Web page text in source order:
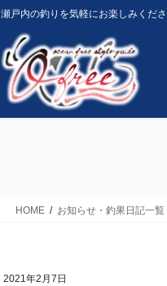
瀬戸内の釣りを気軽にお楽しみくだ
HOME お知らせ・釣果日記一覧
2021年2月7日